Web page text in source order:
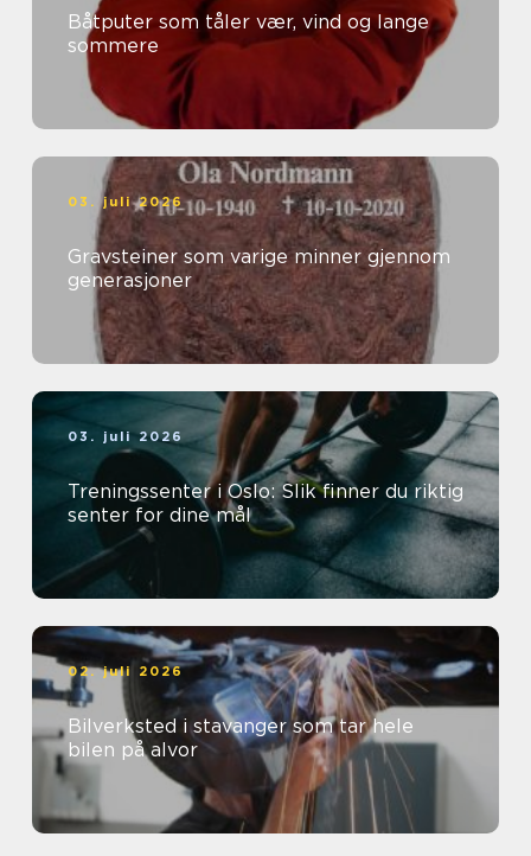
Båtputer som tåler vær, vind og lange
sommere
03. juli 2026
Gravsteiner som varige minner gjennom
generasjoner
03. juli 2026
Treningssenter i Oslo: Slik finner du riktig
senter for dine mål
02. juli 2026
Bilverksted i stavanger som tar hele
bilen på alvor